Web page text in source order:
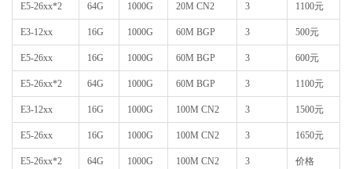
E5-26xx*2 64G 1000G 20M CN2 3 1100元
E3-12xx 16G 1000G 60M BGP 3 500元
E5-26xx 16G 1000G 60M BGP 3 600元
E5-26xx*2 64G 1000G 60M BGP 3 1100元
E3-12xx 16G 1000G 100M CN2 3 1500元
E5-26xx 16G 1000G 100M CN2 3 1650元
E5-26xx*2 64G 1000G 100M CN2 3 价格